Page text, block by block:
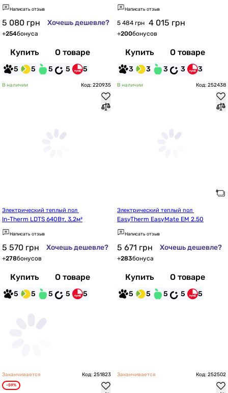
Написать отзыв
5 080 грн Хочешь дешевле?
+254бонуса
Купить О товаре
5 5 5 5 5
Написать отзыв
5 484 грн 4 015 грн
+200бонусов
Купить О товаре
3 3 3 3 3
В наличии Код: 220935
In-Therm LDTS 640Вт, 3,2м²
Написать отзыв
5 570 грн Хочешь дешевле?
+278бонусов
Купить О товаре
5 5 5 5 5
В наличии Код: 252438
EasyTherm EasyMate EM 2.50
Написать отзыв
5 671 грн Хочешь дешевле?
+283бонуса
Купить О товаре
5 5 5 5 5
Заканчивается Код: 251823
-59%
Заканчивается Код: 252502